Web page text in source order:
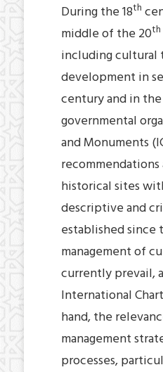
During the 18th
middle of the 20th
including cultural
development in
century and in the
governmental
and Monuments
historical sites
descriptive and
established
management of
currently prevail,
International
hand, the
management
processes,